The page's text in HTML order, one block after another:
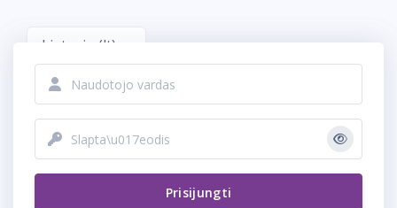
Lietuvių ‎(lt)‎
Praleisti ir kurti naują paskyrą
Naudotojo vardas
Slaptažodis
Prisijungti